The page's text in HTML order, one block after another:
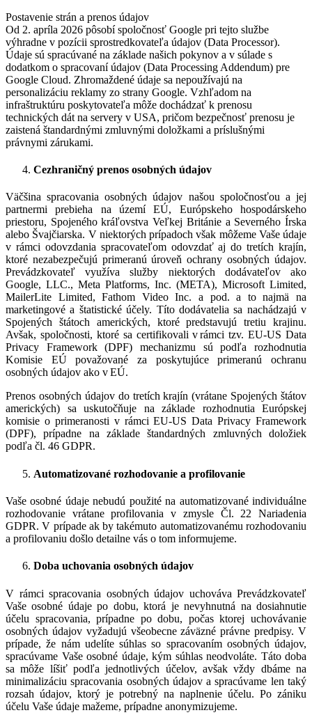
Postavenie strán a prenos údajov
Od 2. apríla 2026 pôsobí spoločnosť Google pri tejto službe
výhradne v pozícii sprostredkovateľa údajov (Data Processor).
Údaje sú spracúvané na základe našich pokynov a v súlade s
dodatkom o spracovaní údajov (Data Processing Addendum) pre
Google Cloud. Zhromaždené údaje sa nepoužívajú na
personalizáciu reklamy zo strany Google. Vzhľadom na
infraštruktúru poskytovateľa môže dochádzať k prenosu
technických dát na servery v USA, pričom bezpečnosť prenosu je
zaistená štandardnými zmluvnými doložkami a príslušnými
právnymi zárukami.
Cezhraničný prenos osobných údajov
Väčšina spracovania osobných údajov našou spoločnosťou a jej
partnermi prebieha na území EÚ, Európskeho hospodárskeho
priestoru, Spojeného kráľovstva Veľkej Británie a Severného Írska
alebo Švajčiarska. V niektorých prípadoch však môžeme Vaše údaje
v rámci odovzdania spracovateľom odovzdať aj do tretích krajín,
ktoré nezabezpečujú primeranú úroveň ochrany osobných údajov.
Prevádzkovateľ využíva služby niektorých dodávateľov ako
Google, LLC., Meta Platforms, Inc. (META), Microsoft Limited,
MailerLite Limited, Fathom Video Inc. a pod. a to najmä na
marketingové a štatistické účely. Títo dodávatelia sa nachádzajú v
Spojených štátoch amerických, ktoré predstavujú tretiu krajinu.
Avšak, spoločnosti, ktoré sa certifikovali vrámci tzv. EU-US Data
Privacy Framework (DPF) mechanizmu sú podľa rozhodnutia
Komisie EÚ považované za poskytujúce primeranú ochranu
osobných údajov ako vEÚ.
Prenos osobných údajov do tretích krajín (vrátane Spojených štátov
amerických) sa uskutočňuje na základe rozhodnutia Európskej
komisie o primeranosti v rámci EU-US Data Privacy Framework
(DPF), prípadne na základe štandardných zmluvných doložiek
podľa čl. 46 GDPR.
Automatizované rozhodovanie a profilovanie
Vaše osobné údaje nebudú použité na automatizované individuálne
rozhodovanie vrátane profilovania v zmysle Čl. 22 Nariadenia
GDPR. V prípade ak by takémuto automatizovanému rozhodovaniu
a profilovaniu došlo detailne vás o tom informujeme.
Doba uchovania osobných údajov
V rámci spracovania osobných údajov uchováva Prevádzkovateľ
Vaše osobné údaje po dobu, ktorá je nevyhnutná na dosiahnutie
účelu spracovania, prípadne po dobu, počas ktorej uchovávanie
osobných údajov vyžadujú všeobecne záväzné právne predpisy. V
prípade, že nám udelíte súhlas so spracovaním osobných údajov,
spracúvame Vaše osobné údaje, kým súhlas neodvoláte. Táto doba
sa môže líšiť podľa jednotlivých účelov, avšak vždy dbáme na
minimalizáciu spracovania osobných údajov a spracúvame len taký
rozsah údajov, ktorý je potrebný na naplnenie účelu. Po zániku
účelu Vaše údaje mažeme, prípadne anonymizujeme.